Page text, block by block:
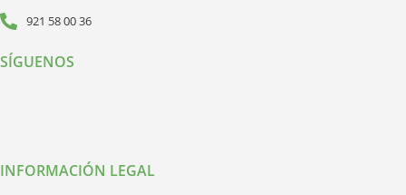
921 58 00 36
SÍGUENOS
INFORMACIÓN LEGAL